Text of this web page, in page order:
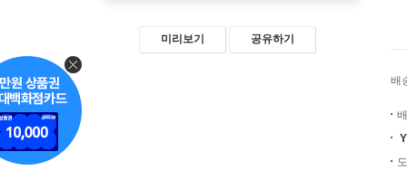
미리보기 공유하기
배